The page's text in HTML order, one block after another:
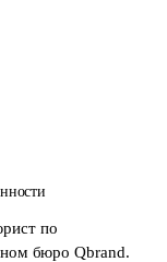
по
бюро Qbrand.